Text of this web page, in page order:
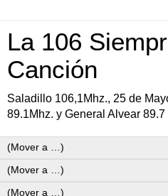
La 106
Canción
Saladillo 106,1Mhz., 25 de
89.1Mhz. y General Alvear 89.7